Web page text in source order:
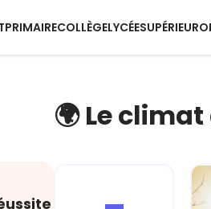
PRIMAIRECOLLÈGELYCÉESUPÉRIEUR
🌍 Le